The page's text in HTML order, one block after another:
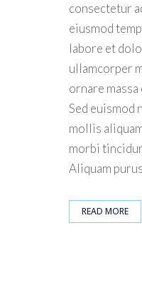
consectetur
eiusmod
labore et
ullamcorper
ornare
Sed euismod
mollis
morbi
Aliquam
READ MORE